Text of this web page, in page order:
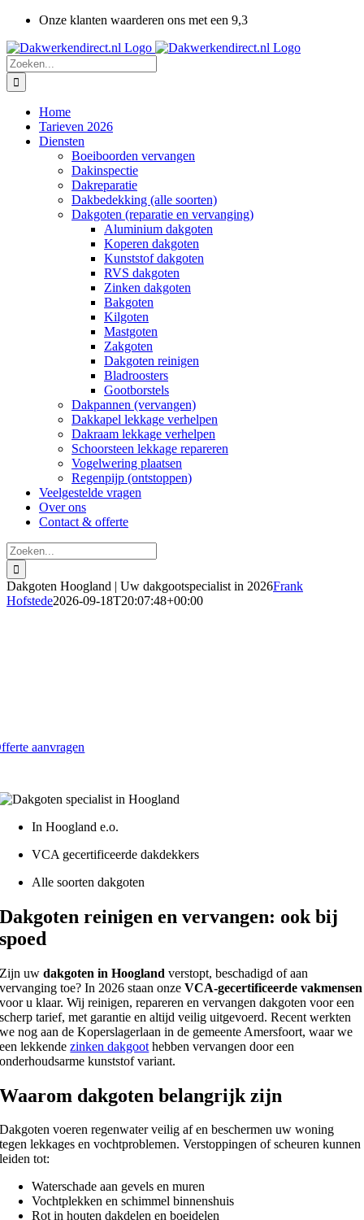
inhoud
Onze klanten waarderen ons met een 9,3
Zoeken
naar:
Home
Tarieven 2026
Diensten
Boeiboorden vervangen
Dakinspectie
Dakreparatie
Dakbedekking (alle soorten)
Dakgoten (reparatie en vervanging)
Aluminium dakgoten
Koperen dakgoten
Kunststof dakgoten
RVS dakgoten
Zinken dakgoten
Bakgoten
Kilgoten
Mastgoten
Zakgoten
Dakgoten reinigen
Bladroosters
Gootborstels
Dakpannen (vervangen)
Dakkapel lekkage verhelpen
Dakraam lekkage verhelpen
Schoorsteen lekkage repareren
Vogelwering plaatsen
Regenpijp (ontstoppen)
Veelgestelde vragen
Over ons
Contact & offerte
Zoeken
naar:
Dakgoten Hoogland | Uw dakgootspecialist in 2026Frank
Hofstede2026-09-18T20:07:48+00:00
aanvragen
In Hoogland e.o.
VCA gecertificeerde dakdekkers
Alle soorten dakgoten
Dakgoten reinigen en vervangen: ook bij
spoed
Zijn uwdakgoten in Hoogland verstopt, beschadigd of aan
vervanging toe? In 2026 staan onzeVCA-gecertificeerde vakmensen
voor u klaar. Wij reinigen, repareren en vervangen dakgoten voor een
scherp tarief, met garantie en altijd veilig uitgevoerd. Recent werkten
we nog aan de Koperslagerlaan in de gemeente Amersfoort, waar we
een lekkendezinken dakgoot hebben vervangen door een
onderhoudsarme kunststof variant.
Waarom dakgoten belangrijk zijn
Dakgoten voeren regenwater veilig af en beschermen uw woning
tegen lekkages en vochtproblemen. Verstoppingen of scheuren kunnen
leiden tot:
Waterschade aan gevels en muren
Vochtplekken en schimmel binnenshuis
Rot in houten dakdelen en boeidelen